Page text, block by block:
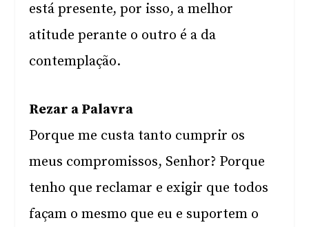
está presente, por isso, a melhor
atitude perante o outro é a da
contemplação.
Rezar a Palavra
Porque me custa tanto cumprir os
meus compromissos, Senhor? Porque
tenho que reclamar e exigir que todos
façam o mesmo que eu e suportem o